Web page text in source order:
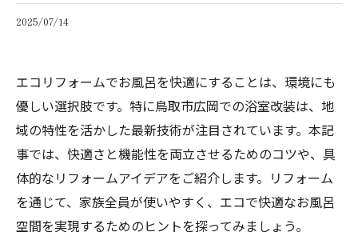
2025/07/14
エコリフォームでお風呂を快適にすることは、環境にも
優しい選択肢です。特に鳥取市広岡での浴室改装は、地
域の特性を活かした最新技術が注目されています。本記
事では、快適さと機能性を両立させるためのコツや、具
体的なリフォームアイデアをご紹介します。リフォーム
を通じて、家族全員が使いやすく、エコで快適なお風呂
空間を実現するためのヒントを探ってみましょう。